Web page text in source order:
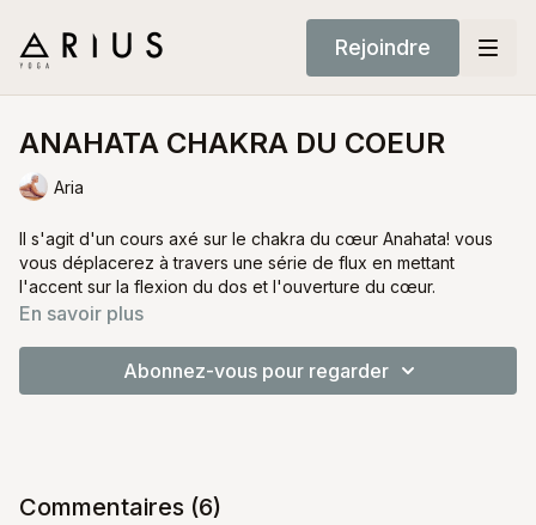
Rejoindre
ANAHATA CHAKRA DU COEUR
Aria
Il s'agit d'un cours axé sur le chakra du cœur Anahata! vous
vous déplacerez à travers une série de flux en mettant
l'accent sur la flexion du dos et l'ouverture du cœur.
En savoir plus
Abonnez-vous pour regarder
Commentaires (6)